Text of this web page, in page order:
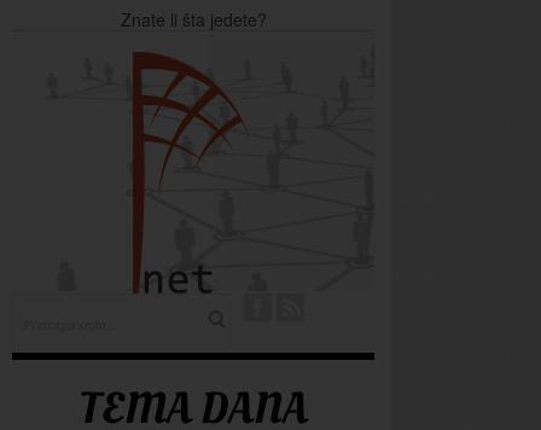
Znate li šta jedete?
Caffe ROMA - (subota) 11.04.2015.
Caffe bar Lady Di - (subota) 11.04.2015.
Caffe bar Trokadero - (subota) 11.04.2015.
TEMA DANA